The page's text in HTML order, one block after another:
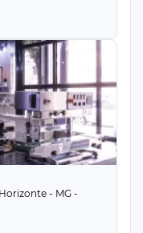
- MG -